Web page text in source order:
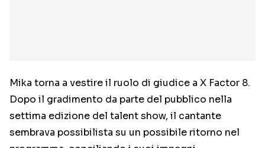
Mika torna a vestire il ruolo di giudice a X Factor 8.
Dopo il gradimento da parte del pubblico nella
settima edizione del talent show, il cantante
sembrava possibilista su un possibile ritorno nel